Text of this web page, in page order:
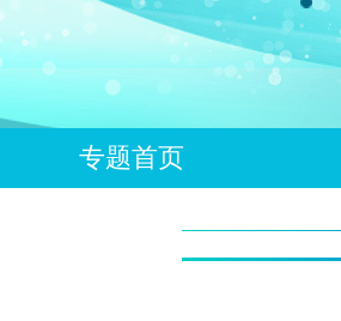
专题首页